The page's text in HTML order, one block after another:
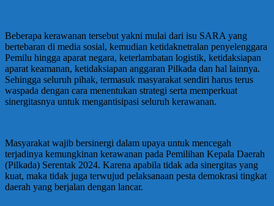
Beberapa kerawanan tersebut yakni mulai dari isu SARA yang
bertebaran di media sosial, kemudian ketidaknetralan penyelenggara
Pemilu hingga aparat negara, keterlambatan logistik, ketidaksiapan
aparat keamanan, ketidaksiapan anggaran Pilkada dan hal lainnya.
Sehingga seluruh pihak, termasuk masyarakat sendiri harus terus
waspada dengan cara menentukan strategi serta memperkuat
sinergitasnya untuk mengantisipasi seluruh kerawanan.
Masyarakat wajib bersinergi dalam upaya untuk mencegah
terjadinya kemungkinan kerawanan pada Pemilihan Kepala Daerah
(Pilkada) Serentak 2024. Karena apabila tidak ada sinergitas yang
kuat, maka tidak juga terwujud pelaksanaan pesta demokrasi tingkat
daerah yang berjalan dengan lancar.